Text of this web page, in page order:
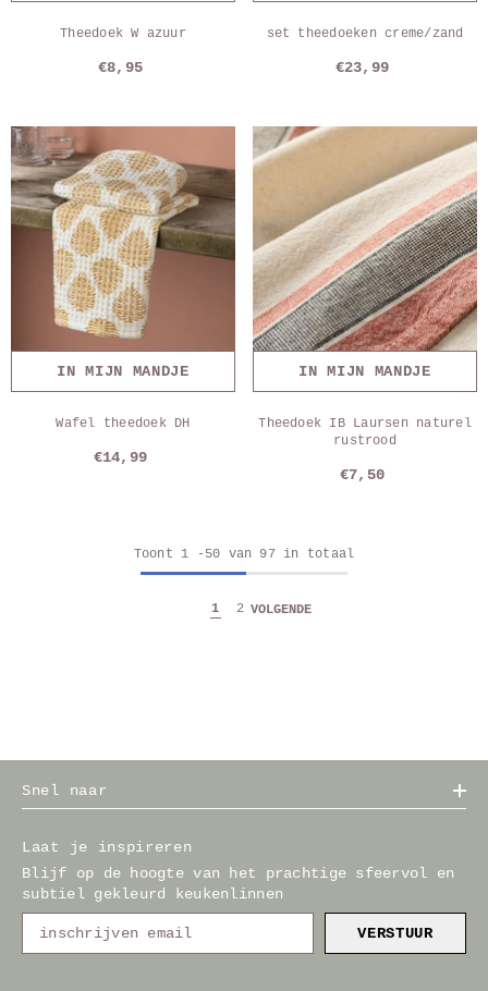
Theedoek W azuur
€8,95
set theedoeken creme/zand
€23,99
IN MIJN MANDJE
Wafel theedoek DH
€14,99
IN MIJN MANDJE
Theedoek IB Laursen naturel
rustrood
€7,50
Toont 1 -50 van 97 in totaal
1 2 VOLGENDE
Snel naar
Laat je inspireren
Blijf op de hoogte van het prachtige sfeervol en
subtiel gekleurd keukenlinnen
VERSTUUR